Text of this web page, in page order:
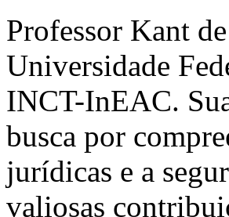
Professor Kant
Universidade
INCT-InEAC.
busca por
jurídicas e a
valiosas